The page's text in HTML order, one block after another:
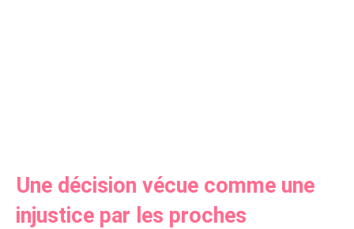
Une décision vécue comme une
injustice par les proches